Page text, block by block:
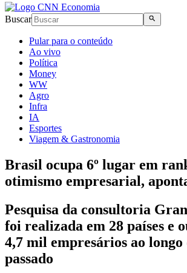
Buscar
Pular para o conteúdo
Ao vivo
Política
Money
WW
Agro
Infra
IA
Esportes
Viagem & Gastronomia
Brasil ocupa 6º lugar em
otimismo empresarial,
Pesquisa da consultoria
foi realizada em 28 países e
4,7 mil empresários ao longo
passado